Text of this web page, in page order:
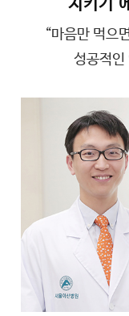
지키기’
“마음만 먹으
성공적인